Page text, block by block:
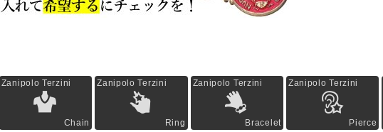
Zanipolo Terzini
Chain
Zanipolo Terzini
Ring
Zanipolo Terzini
Bracelet
Zanipolo Terzini
Pierce